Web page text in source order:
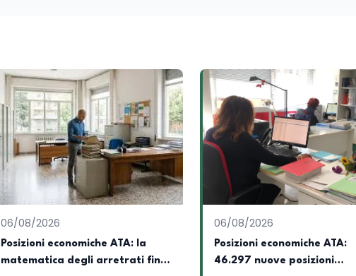
06/08/2026
Posizioni economiche ATA: la
matematica degli arretrati fino
06/08/2026
Posizioni economiche ATA:
46.297 nuove posizioni